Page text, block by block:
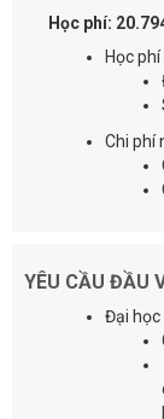
Học phí:
Học phí
Chi phí
YÊU CẦU ĐẦU
Đại học